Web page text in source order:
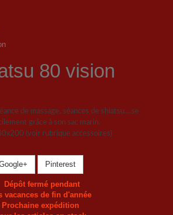
80 vision
de massage, séances de shiatsu....se
grâce à son sac marin.
(voir rubrique accessoires)
Pinterest
Dépôt fermé pendant
vacances de fin d'année
Prochaine expédition